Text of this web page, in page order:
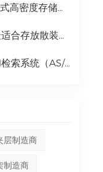
度存储解决方案
？ | 金摩尔驶入式货架
RS）中的作用分析
层制造商
制造商